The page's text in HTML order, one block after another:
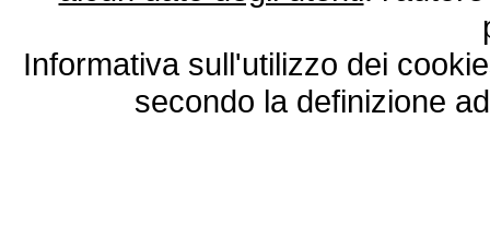
Informativa sull'utilizzo dei
secondo la definizione